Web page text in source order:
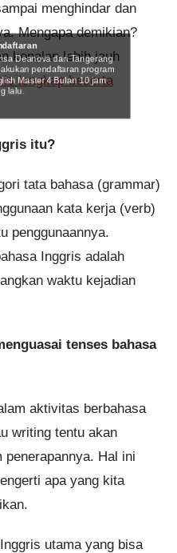
menghindar dan
Mengapa demikian?
kenalan lebih jauh
lengkap beserta
itu?
tata bahasa (grammar)
kata kerja (verb)
penggunaannya.
Inggris adalah
waktu kejadian
tenses bahasa
aktivitas berbahasa
writing tentu akan
penerapannya. Hal ini
apa yang kita
utama yang bisa
Deanova dari Tangerang
pendaftaran program
Master 4 Bulan 10 jam
lalu.